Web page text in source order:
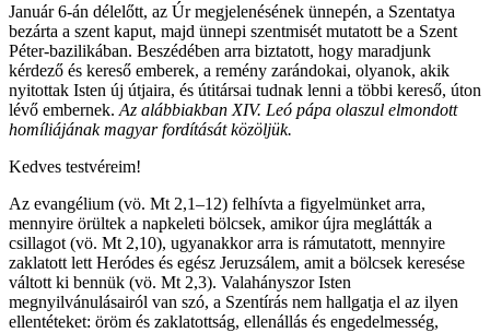
Január 6-án délelőtt, az Úr megjelenésének ünnepén, a Szentatya
bezárta a szent kaput, majd ünnepi szentmisét mutatott be a Szent
Péter-bazilikában. Beszédében arra biztatott, hogy maradjunk
kérdező és kereső emberek, a remény zarándokai, olyanok, akik
nyitottak Isten új útjaira, és útitársai tudnak lenni a többi kereső, úton
lévő embernek. Az alábbiakban XIV. Leó pápa olaszul elmondott
homíliájának magyar fordítását közöljük.
Kedves testvéreim!
Az evangélium (vö. Mt 2,1–12) felhívta a figyelmünket arra,
mennyire örültek a napkeleti bölcsek, amikor újra meglátták a
csillagot (vö. Mt 2,10), ugyanakkor arra is rámutatott, mennyire
zaklatott lett Heródes és egész Jeruzsálem, amit a bölcsek keresése
váltott ki bennük (vö. Mt 2,3). Valahányszor Isten
megnyilvánulásairól van szó, a Szentírás nem hallgatja el az ilyen
ellentéteket: öröm és zaklatottság, ellenállás és engedelmesség,